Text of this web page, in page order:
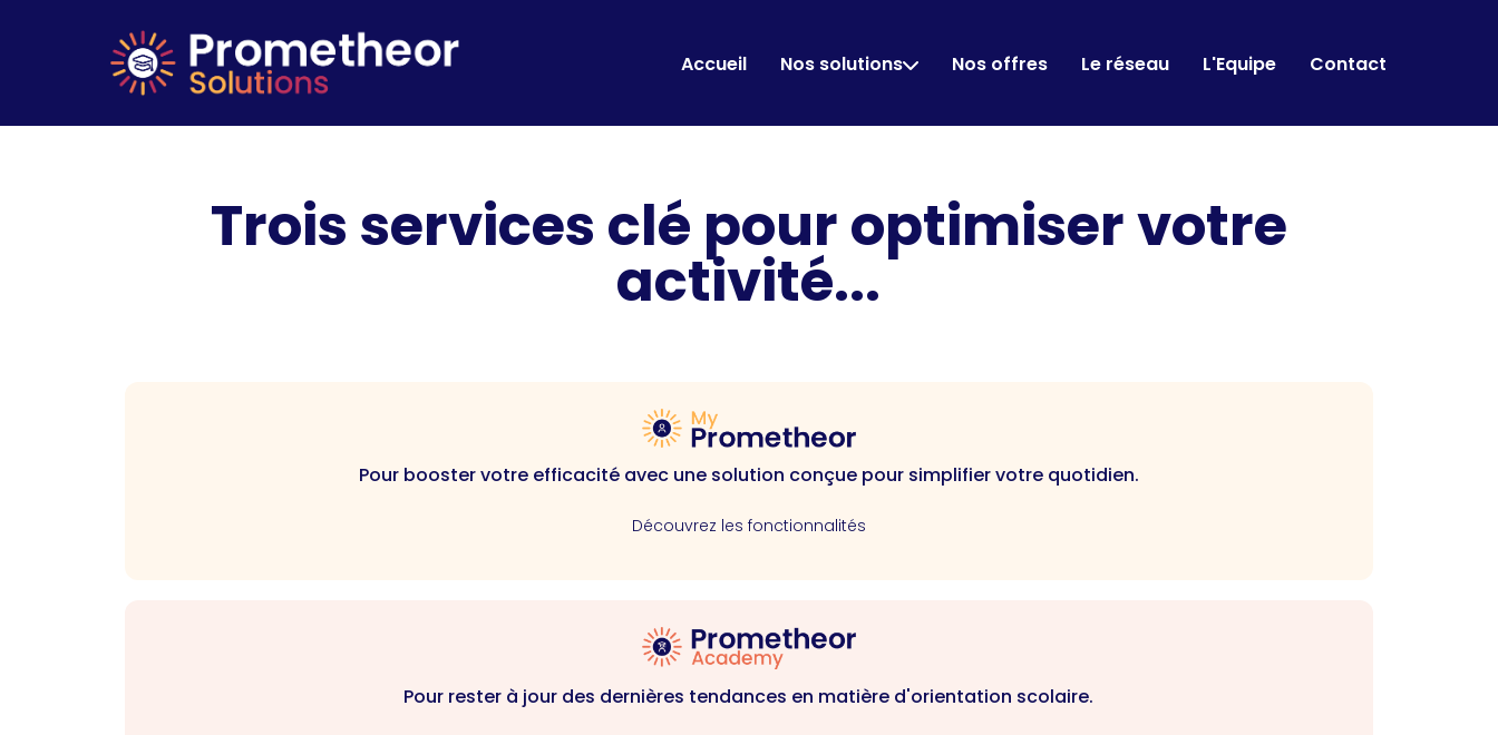
Accueil Nos solutions Nos offres Le réseau L'Equipe Contact
Trois services clé pour optimiser votre
activité...
Pour booster votre efficacité avec une solution conçue pour simplifier votre quotidien.
Découvrez les fonctionnalités
Pour rester à jour des dernières tendances en matière d'orientation scolaire.